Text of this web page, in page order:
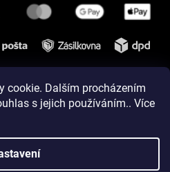
cookie. Dalším procházením
s jejich používáním.. Více
Shoptet